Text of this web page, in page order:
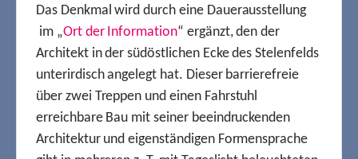
Das Denkmal wird durch eine Dauerausstellung
im „Ort der Information“ ergänzt, den der
Architekt in der südöstlichen Ecke des Stelenfelds
unterirdisch angelegt hat. Dieser barrierefreie
über zwei Treppen und einen Fahrstuhl
erreichbare Bau mit seiner beeindruckenden
Architektur und eigenständigen Formensprache